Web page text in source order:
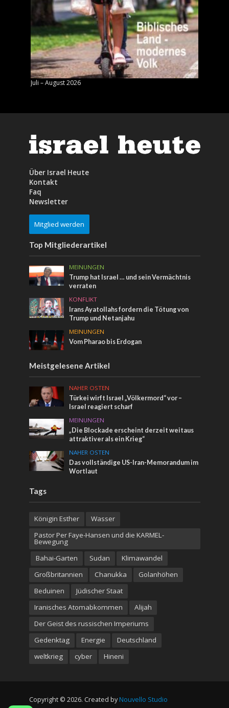
Juli – August 2026
Über Israel Heute
Kontakt
Faq
Newsletter
Mitglied werden
Top Mitgliederartikel
MEINUNGEN
Trump hat Israel … und sein Vermächtnis
verraten
KONFLIKT
Irans Ayatollahs fordern die Tötung von
Trump und Netanjahu
MEINUNGEN
Vom Pharao bis Erdogan
Meistgelesene Artikel
NAHER OSTEN
Türkei wirft Israel „Völkermord“ vor –
Israel reagiert scharf
MEINUNGEN
„Die Blockade erscheint derzeit weitaus
attraktiver als ein Krieg“
NAHER OSTEN
Das vollständige US-Iran-Memorandum im
Wortlaut
Tags
Königin Esther
Wasser
Pastor Per Faye-Hansen und die KARMEL-
Bewegung
Bahai-Garten
Sudan
Klimawandel
Großbritannien
Chanukka
Golanhöhen
Beduinen
Jüdischer Staat
Iranisches Atomabkommen
Alijah
Der Geist des russischen Imperiums
Gedenktag
Energie
Deutschland
weltkrieg
cyber Hineni
Copyright © 2026. Created by Nouvello Studio